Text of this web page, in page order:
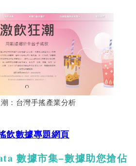
：台灣手搖產業分析
飲數據專題網頁
數據市集−數據助您搶佔